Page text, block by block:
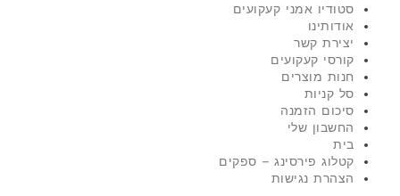
סטודיו אמני קעקועים
אודותינו
יצירת קשר
קורסי קעקועים
חנות מוצרים
סל קניות
סיכום הזמנה
החשבון שלי
בית
קטלוג פירסינג – ספקים
הצהרת נגישות